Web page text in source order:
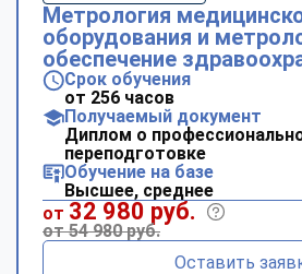
Метрология
оборудования и
обеспечение
Срок обучения
от 256 часов
Получаемый документ
Диплом о
переподготовке
Обучение на базе
Высшее, среднее
от 32 980 руб.
от 54 980 руб.
Оставить